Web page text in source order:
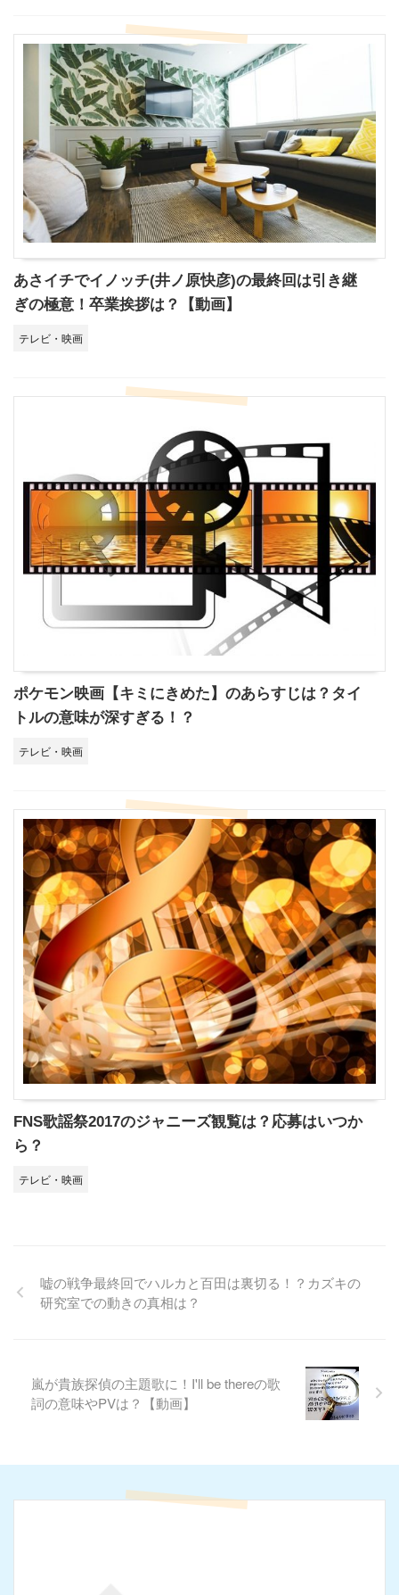
あさイチでイノッチ(井ノ原快彦)の最終回は引き継
ぎの極意！卒業挨拶は？【動画】
テレビ・映画
ポケモン映画【キミにきめた】のあらすじは？タイ
トルの意味が深すぎる！？
テレビ・映画
FNS歌謡祭2017のジャニーズ観覧は？応募はいつか
ら？
テレビ・映画
嘘の戦争最終回でハルカと百田は裏切る！？カズキの
研究室での動きの真相は？
嵐が貴族探偵の主題歌に！I'll be thereの歌
詞の意味やPVは？【動画】